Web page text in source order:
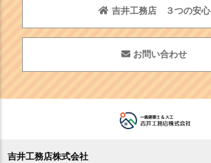
吉井工務店 ３つの安心
お問い合わせ
吉井工務店株式会社